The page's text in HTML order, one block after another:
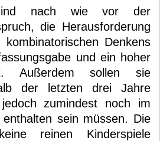
nach wie vor der
die Herausforderung
Denkens
und ein hoher
Außerdem sollen sie
der letzten drei Jahre
zumindest noch im
enthalten sein müssen. Die
reinen Kinderspiele